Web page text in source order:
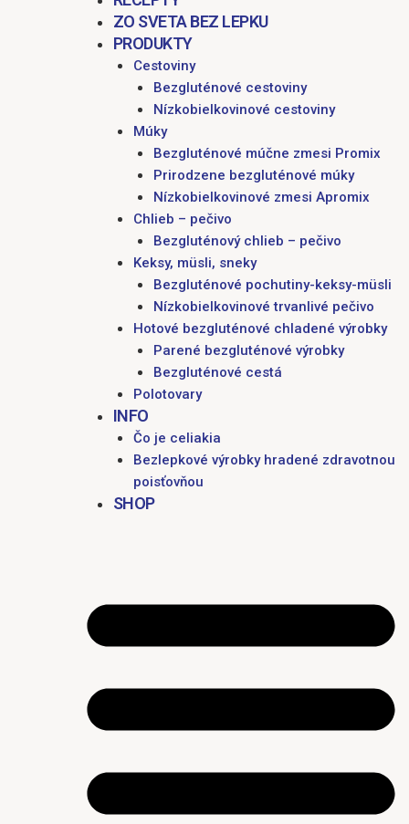
ZO SVETA BEZ LEPKU
PRODUKTY
Cestoviny
Bezgluténové cestoviny
Nízkobielkovinové cestoviny
Múky
Bezgluténové múčne zmesi Promix
Prirodzene bezgluténové múky
Nízkobielkovinové zmesi Apromix
Chlieb – pečivo
Bezgluténový chlieb – pečivo
Keksy, müsli, sneky
Bezgluténové pochutiny-keksy-müsli
Nízkobielkovinové trvanlivé pečivo
Hotové bezgluténové chladené výrobky
Parené bezgluténové výrobky
Bezgluténové cestá
Polotovary
INFO
Čo je celiakia
Bezlepkové výrobky hradené zdravotnou
poisťovňou
SHOP